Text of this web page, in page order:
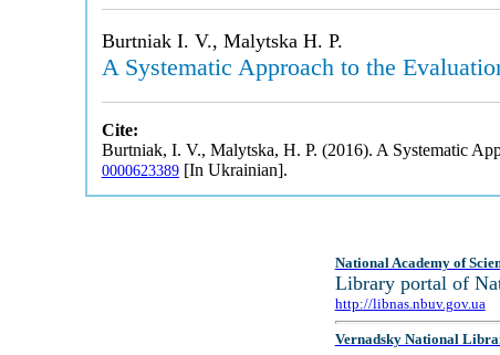
Burtniak I. V., Malytska H. P.
A Systematic Approach to the
Cite:
Burtniak, I. V., Malytska, H. P. (2016). A Systematic
0000623389[In Ukrainian].
National Academy of
Library portal of
http://libnas.nbuv.gov.ua
Vernadsky National